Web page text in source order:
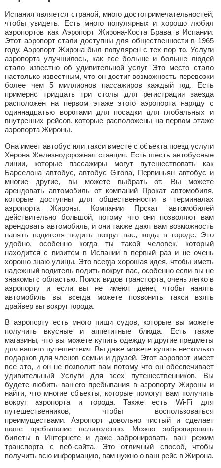
Испания является страной, много достопримечательностей,
чтобы увидеть. Есть много популярных и хорошо любил
аэропортов как Аэропорт Жирона-Коста Брава в Испании.
Этот аэропорт стали доступны для общественности в 1965
году. Аэропорт Жирона был популярен с тех пор то. Услуги
аэропорта улучшилось, как все больше и больше людей
стало известно об удивительной услуг. Это место стало
настолько известным, что он достиг возможность перевозки
более чем 5 миллионов пассажиров каждый год. Есть
примерно тридцать три столы для регистрации заезда
расположен на первом этаже этого аэропорта наряду с
одиннадцатью воротами для посадки для глобальных и
внутренних рейсов, которые расположены на первом этаже
аэропорта Жироны.
Она имеет автобус или такси вместе с объекта поезд услуги
Херона Железнодорожная станция. Есть шесть автобусные
линии, которые пассажиры могут путешествовать как
Барселона автобус, автобус Girona, Перпиньян автобус и
многие другие, вы можете выбрать от. Вы можете
арендовать автомобиль от компаний Прокат автомобиля,
которые доступны для общественности в терминалах
аэропорта Жироны. Компании Прокат автомобилей
действительно большой, потому что они позволяют вам
арендовать автомобиль, и они также дают вам возможность
нанять водителя водить вокруг вас, когда в городе. Это
удобно, особенно когда ты такой человек, который
находится с визитом в Испании в первый раз и не очень
хорошо знаю улицы. Это всегда хорошая идея, чтобы иметь
надежный водитель водить вокруг вас, особенно если вы не
знакомы с областью. Поиск видов транспорта, очень легко в
аэропорту и если вы не имеют денег, чтобы нанять
автомобиль вы всегда можете позвонить такси взять
драйвер вы вокруг города.
В аэропорту есть много пищи судов, которые вы можете
получить вкусные и аппетитные блюда. Есть также
магазины, что вы можете купить одежду и другие предметы
для вашего путешествия. Вы даже можете купить несколько
подарков для членов семьи и друзей. Этот аэропорт имеет
все это, и он не позволит вам потому что он обеспечивает
удивительный Услуги для всех путешественников. Вы
будете любить вашего пребывания в аэропорту Жироны и
найти, что многие объекты, которые помогут вам получить
вокруг аэропорта и города. Также есть Wi-Fi для
путешественников, чтобы воспользоваться
преимуществами. Аэропорт довольно чистый и сделает
ваше пребывание великолепно. Можно забронировать
билеты в Интернете и даже забронировать ваш режим
транспорта с веб-сайта. Это отличный способ, чтобы
получить всю информацию, вам нужно о ваш рейс в Жирона.